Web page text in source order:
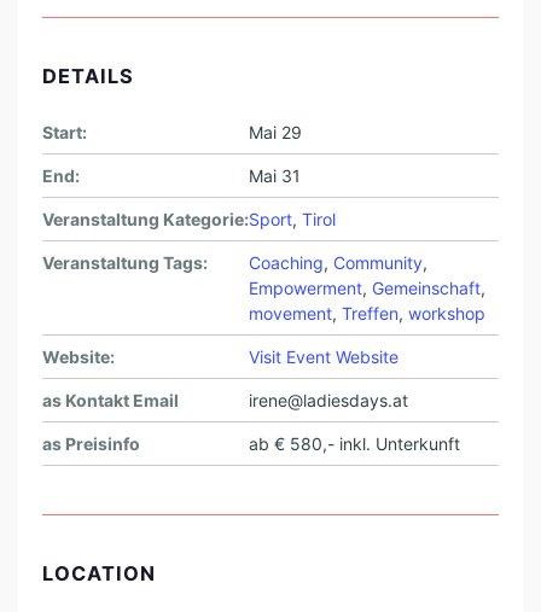
DETAILS
Start: Mai 29
End: Mai 31
Veranstaltung Kategorie:Sport, Tirol
Veranstaltung Tags: Coaching, Community,
Empowerment, Gemeinschaft,
movement, Treffen, workshop
Website: Visit Event Website
as Kontakt Email irene@ladiesdays.at
as Preisinfo ab € 580,- inkl. Unterkunft
LOCATION